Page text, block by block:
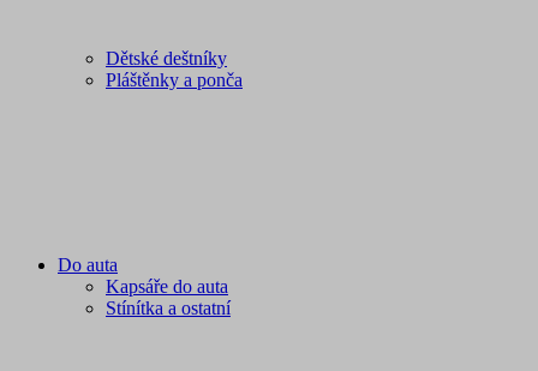
Dětské deštníky
Pláštěnky a ponča
Do auta
Kapsáře do auta
Stínítka a ostatní